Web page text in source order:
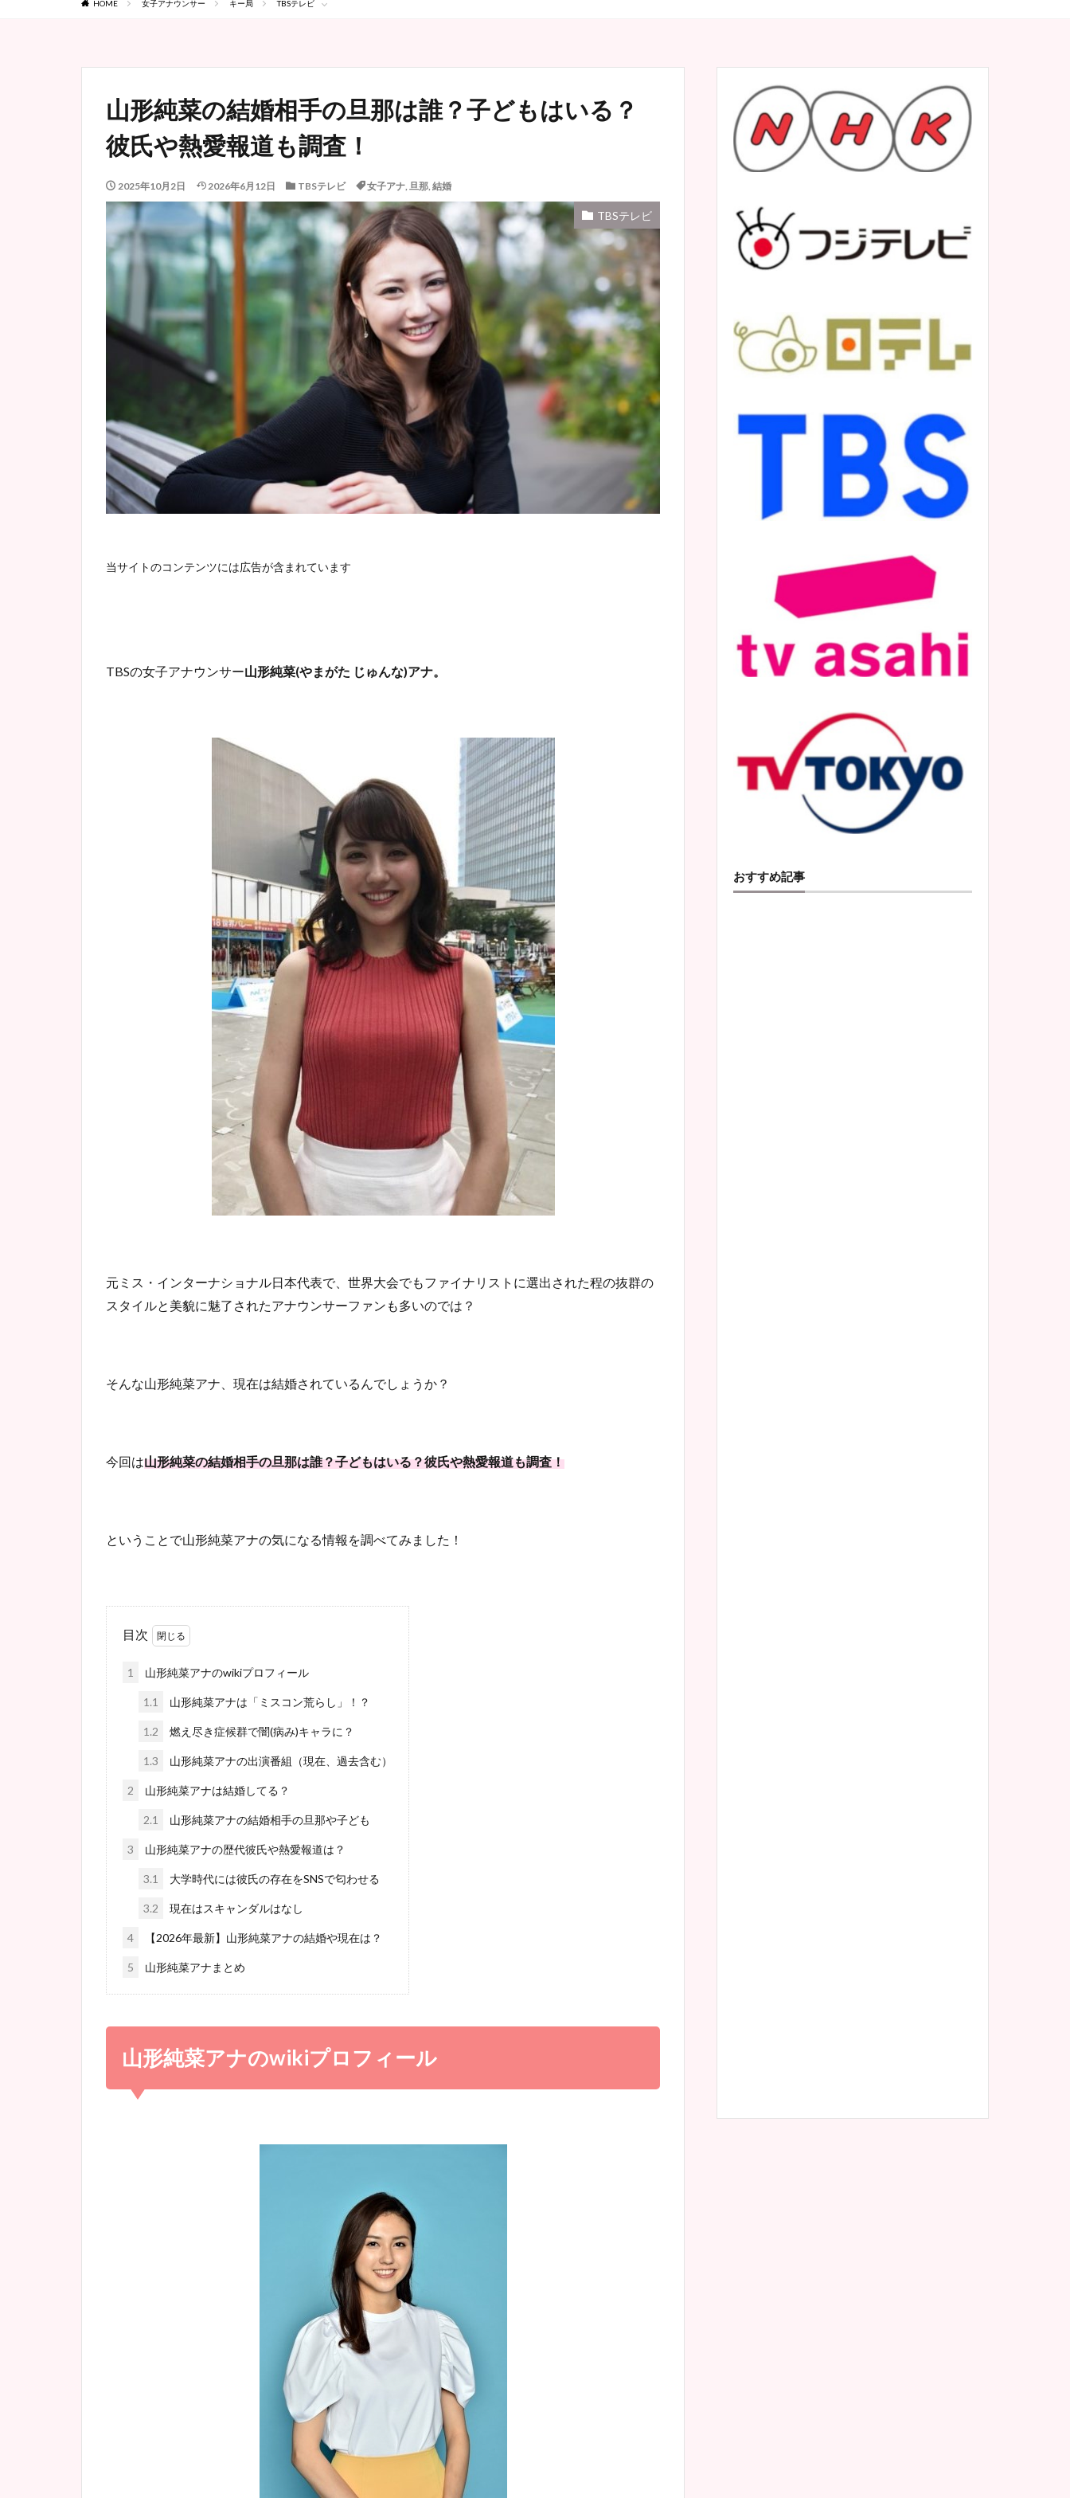
HOME 女子アナウンサー キー局 TBSテレビ
山形純菜の結婚相手の旦那は誰？子どもはいる？
彼氏や熱愛報道も調査！
2025年10月2日 2026年6月12日 TBSテレビ 女子アナ, 旦那, 結婚
TBSテレビ
当サイトのコンテンツには広告が含まれています
TBSの女子アナウンサー山形純菜(やまがた じゅんな)アナ。
元ミス・インターナショナル日本代表で、世界大会でもファイナリストに選出された程の抜群の
スタイルと美貌に魅了されたアナウンサーファンも多いのでは？
そんな山形純菜アナ、現在は結婚されているんでしょうか？
今回は山形純菜の結婚相手の旦那は誰？子どもはいる？彼氏や熱愛報道も調査！
ということで山形純菜アナの気になる情報を調べてみました！
目次
1 山形純菜アナのwikiプロフィール
1.1 山形純菜アナは「ミスコン荒らし」！？
1.2 燃え尽き症候群で闇(病み)キャラに？
1.3 山形純菜アナの出演番組（現在、過去含む）
2 山形純菜アナは結婚してる？
2.1 山形純菜アナの結婚相手の旦那や子ども
3 山形純菜アナの歴代彼氏や熱愛報道は？
3.1 大学時代には彼氏の存在をSNSで匂わせる
3.2 現在はスキャンダルはなし
4 【2026年最新】山形純菜アナの結婚や現在は？
5 山形純菜アナまとめ
山形純菜アナのwikiプロフィール
おすすめ記事